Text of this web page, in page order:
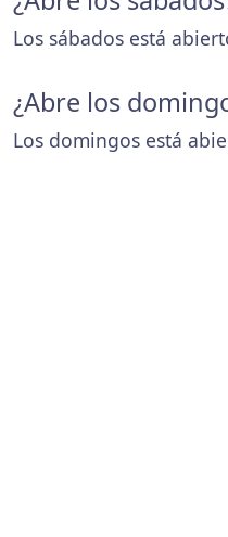
Los sábados está
¿Abre los
Los domingos está